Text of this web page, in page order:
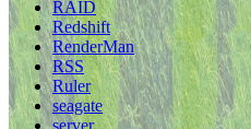
RAID
Redshift
RenderMan
RSS
Ruler
seagate
server